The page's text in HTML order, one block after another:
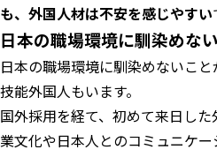
も、外国人材は不安を感じやすい
日本の職場環境に馴染めない
日本の職場環境に馴染めないこ
技能外国人もいます。
国外採用を経て、初めて来日し
業文化や日本人とのコミュニケ